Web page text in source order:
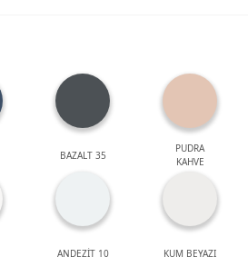
BAZALT 35
PUDRA
KAHVE
ANDEZİT 10 KUM BEYAZI